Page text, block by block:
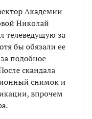
Академии
Николай
телеведущую за
бы обязали ее
подобное
скандала
снимок и
впрочем